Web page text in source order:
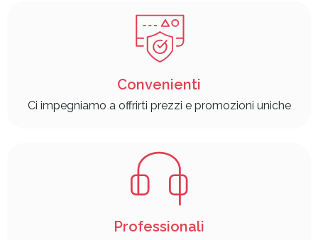
Convenienti
Ci impegniamo a offrirti prezzi e promozioni uniche
Professionali